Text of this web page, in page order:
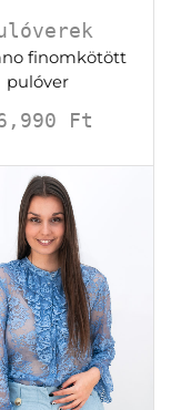
finomkötött
pulóver
Ft